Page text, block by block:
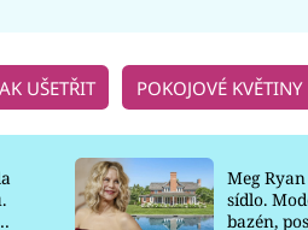
UŠETŘIT POKOJOVÉ KVĚTINY
Meg
sídlo.
bazén,